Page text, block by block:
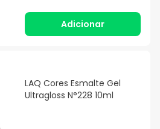
Adicionar
LAQ Cores Esmalte Gel
Ultragloss N°228 10ml